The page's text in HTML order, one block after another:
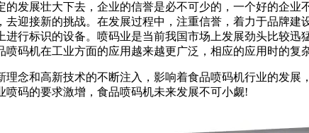
发展壮大下去，企业的信誉是必不可少的，一个好的企
迎接新的挑战。在发展过程中，注重信誉，着力于品牌建
行标识的设备。喷码业是当前我国市场上发展劲头比较
码机在工业方面的应用越来越更广泛，相应的应用时的复
理念和高新技术的不断注入，影响着食品喷码机行业的发
码的要求激增，食品喷码机未来发展不可小觑!